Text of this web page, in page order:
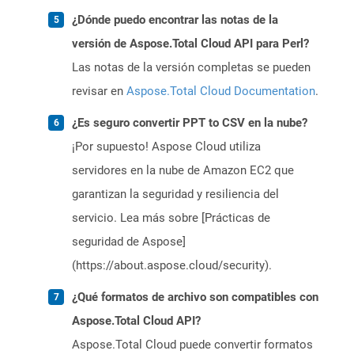
¿Dónde puedo encontrar las notas de la
versión de Aspose.Total Cloud API para Perl?
Las notas de la versión completas se pueden
revisar en Aspose.Total Cloud Documentation.
¿Es seguro convertir PPT to CSV en la nube?
¡Por supuesto! Aspose Cloud utiliza
servidores en la nube de Amazon EC2 que
garantizan la seguridad y resiliencia del
servicio. Lea más sobre [Prácticas de
seguridad de Aspose]
(https://about.aspose.cloud/security).
¿Qué formatos de archivo son compatibles con
Aspose.Total Cloud API?
Aspose.Total Cloud puede convertir formatos